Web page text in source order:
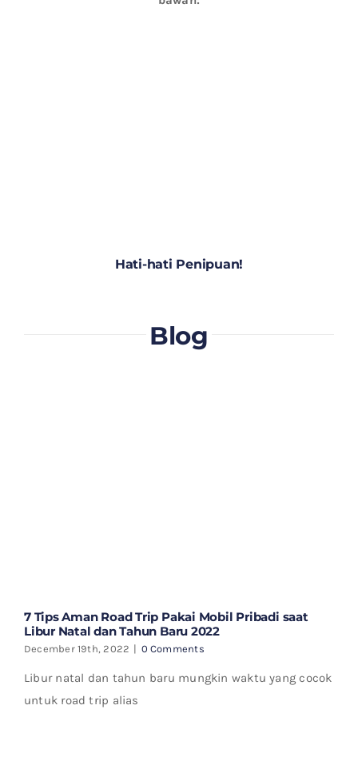
Hati-hati Penipuan!
Blog
7 Tips Aman Road Trip Pakai Mobil Pribadi saat
Libur Natal dan Tahun Baru 2022
December 19th, 2022 | 0 Comments
Libur natal dan tahun baru mungkin waktu yang cocok
untuk road trip alias